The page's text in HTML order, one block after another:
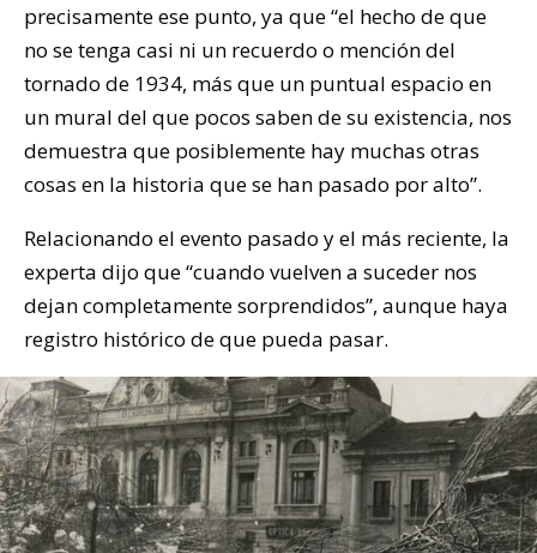
precisamente ese punto, ya que “el hecho de que
no se tenga casi ni un recuerdo o mención del
tornado de 1934, más que un puntual espacio en
un mural del que pocos saben de su existencia, nos
demuestra que posiblemente hay muchas otras
cosas en la historia que se han pasado por alto”.
Relacionando el evento pasado y el más reciente, la
experta dijo que “cuando vuelven a suceder nos
dejan completamente sorprendidos”, aunque haya
registro histórico de que pueda pasar.